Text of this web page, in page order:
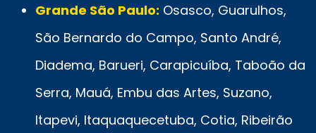
Grande São Paulo: Osasco, Guarulhos,
São Bernardo do Campo, Santo André,
Diadema, Barueri, Carapicuíba, Taboão da
Serra, Mauá, Embu das Artes, Suzano,
Itapevi, Itaquaquecetuba, Cotia, Ribeirão